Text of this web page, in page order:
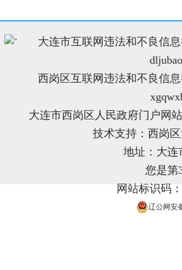
"
大连市互联网违法和不良信
西岗区互联网违法和不良信
大连市西岗区人民政府门户网
技术支持：西岗
地址：大连
您是第
网站标识码
辽公网安